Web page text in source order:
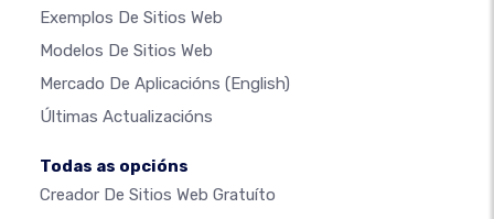
Exemplos De Sitios Web
Modelos De Sitios Web
Mercado De Aplicacións (English)
Últimas Actualizacións
Todas as opcións
Creador De Sitios Web Gratuíto